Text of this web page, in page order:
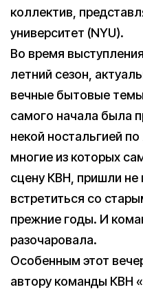
коллектив,
университет (NYU).
Во время
летний сезон,
вечные бытовые
самого начала была
некой ностальгией
многие из которых
сцену КВН, пришли не
встретиться со
прежние годы. И
разочаровала.
Особенным этот
автору команды КВН